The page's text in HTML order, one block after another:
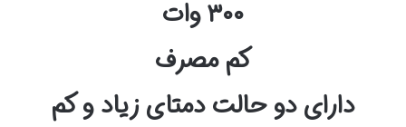
۳۰۰ وات
کم مصرف
دارای دو حالت دمتای زیاد و کم